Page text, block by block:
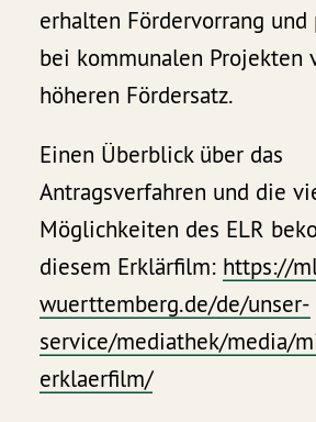
erhalten Fördervorrang
bei kommunalen Projekten
höheren Fördersatz.
Einen Überblick über das
Antragsverfahren und die
Möglichkeiten des ELR
diesem Erklärfilm: https://
wuerttemberg.de/de/unser-
service/mediathek/media/
erklaerfilm/